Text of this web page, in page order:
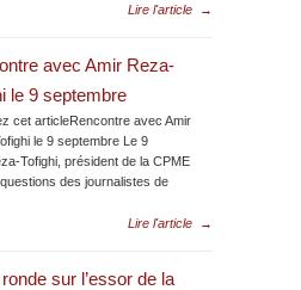
Lire l'article
→
avec Amir Reza-
le 9 septembre
cet articleRencontre avec Amir
le 9 septembre Le 9
Tofighi, président de la CPME
des journalistes de
Lire l'article
→
sur l’essor de la